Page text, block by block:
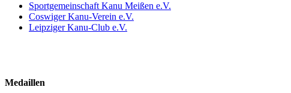
Sportgemeinschaft Kanu Meißen e.V.
Coswiger Kanu-Verein e.V.
Leipziger Kanu-Club e.V.
Medaillen